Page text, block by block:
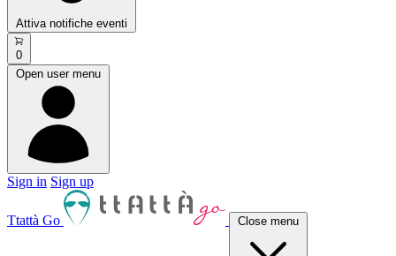
Attiva notifiche eventi
0
Open user menu
Sign in Sign up
Ttattà Go Close menu